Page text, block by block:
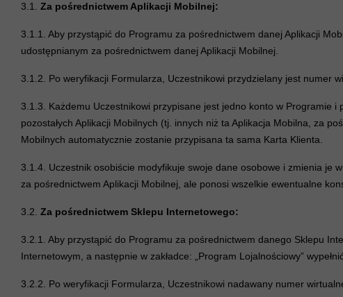
3.1. Za pośrednictwem Aplikacji Mobilnej:
3.1.1. Aby przystąpić do Programu za pośrednictwem danej Aplikacji
udostępnianym za pośrednictwem danej Aplikacji Mobilnej.
3.1.2. Po weryfikacji Formularza, Uczestnikowi przydzielany jest numer
3.1.3. Każdemu Uczestnikowi przypisane jest jedno konto w Programie
pozostałych Aplikacji Mobilnych (tj. innych niż ta Aplikacja Mobilna, za
Mobilnych automatycznie zostanie przypisana ta sama Karta Klienta.
3.1.4. Uczestnik osobiście modyfikuje swoje dane osobowe i zmienia je
za pośrednictwem Aplikacji Mobilnej, ale ponosi wszelkie ewentualne
3.2. Za pośrednictwem Sklepu Internetowego:
3.2.1. Aby przystąpić do Programu za pośrednictwem danego Sklepu
Internetowym, a następnie w zakładce: „Program Lojalnościowy”
3.2.2. Po weryfikacji Formularza, Uczestnikowi nadawany numer